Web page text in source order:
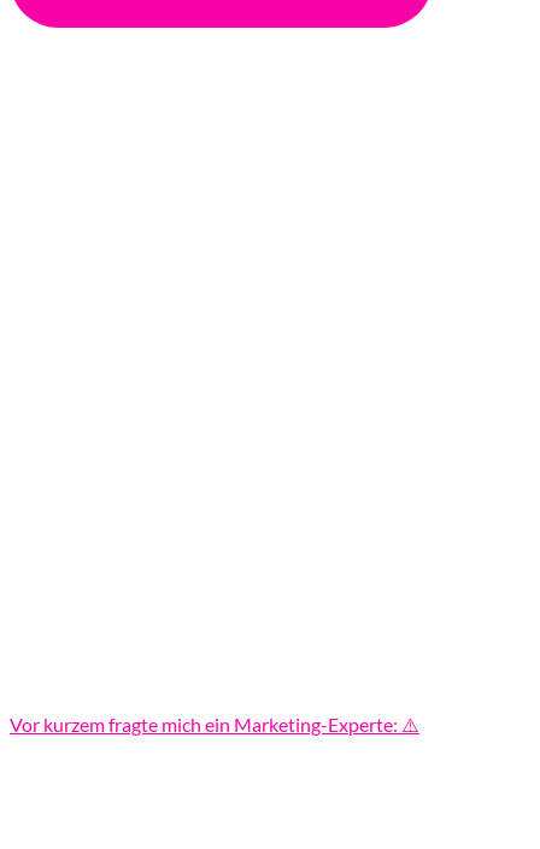
Vor kurzem fragte mich ein Marketing-Experte: ⚠️